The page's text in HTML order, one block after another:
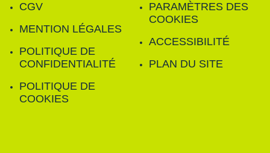
CGV
MENTION LÉGALES
POLITIQUE DE
CONFIDENTIALITÉ
POLITIQUE DE
COOKIES
PARAMÈTRES DES
COOKIES
ACCESSIBILITÉ
PLAN DU SITE